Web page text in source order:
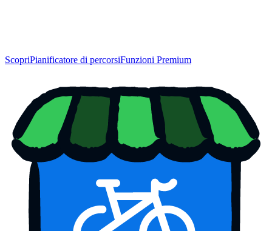
ScopriPianificatore di percorsiFunzioni Premium